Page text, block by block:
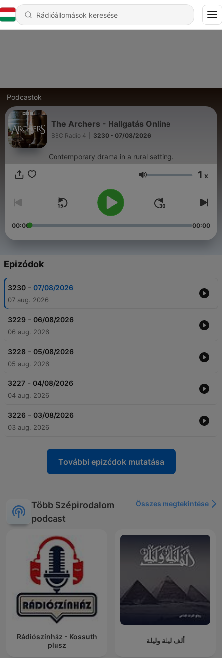
Podcastok
The Archers - Hallgatás Online
BBC Radio 4 3230 - 07/08/2026
Contemporary drama in a rural setting.
Hangerő 1 x
00:00 00:00
Epizódok
3230 - 07/08/2026
07 aug. 2026
3229 - 06/08/2026
06 aug. 2026
3228 - 05/08/2026
05 aug. 2026
3227 - 04/08/2026
04 aug. 2026
3226 - 03/08/2026
03 aug. 2026
További epizódok mutatása
Több Szépirodalom
podcast
Összes megtekintése
Rádiószínház - Kossuth
plusz
ألف ليلة وليلة